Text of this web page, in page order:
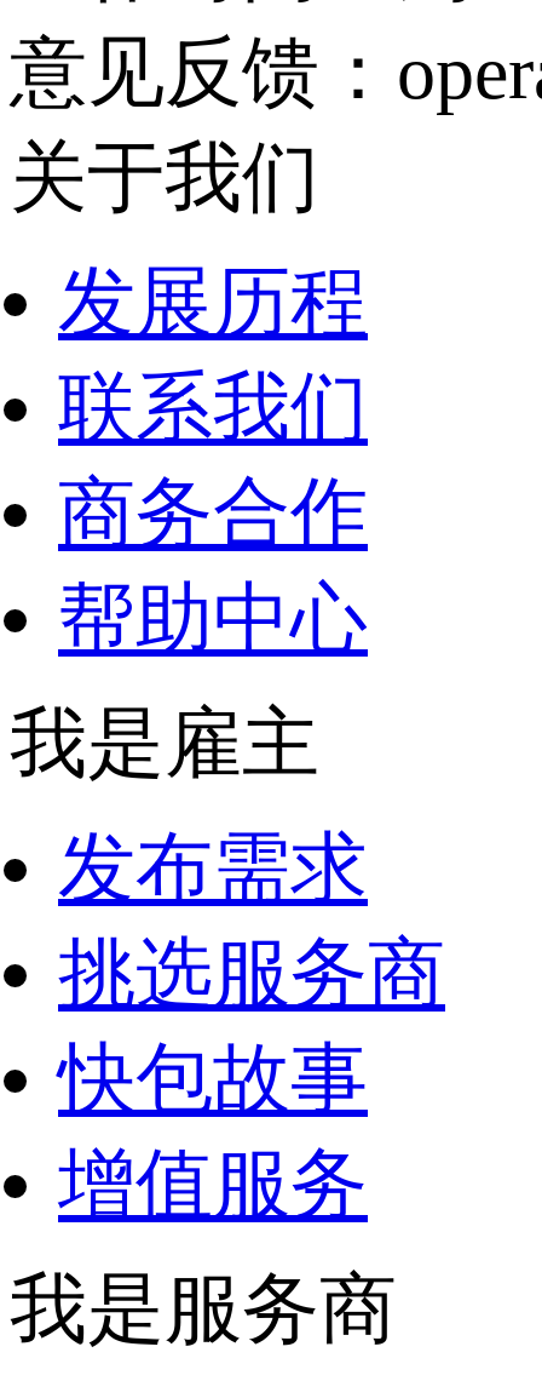
意见反馈：
关于我们
发展历程
联系我们
商务合作
帮助中心
我是雇主
发布需求
挑选服务商
快包故事
增值服务
我是服务商